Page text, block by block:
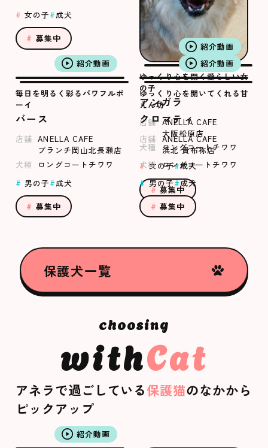
女の子
成犬
募集中
紹介動画
ゆっくり心を開く愛らしい女
の子
アンガラ
店舗 ANELLA CAFE
大阪松原店
犬種
ロングコートチワワ
女の子 成犬
募集中
紹介動画
毎日を明るく彩るパワフルボ
ーイ
バース
店舗 ANELLA CAFE
ブランチ岡山北長瀬店
犬種
ロングコートチワワ
男の子
成犬
募集中
紹介動画
ゆっくり心を開いてくれる甘
えん坊
クロマティ
店舗 ANELLA CAFE
浜北 貴布祢店
犬種 ロングコートチワワ
男の子 成犬
募集中
保護犬一覧
withCat
アネラで過ごしている保護猫のなかから
ピックアップ
紹介動画